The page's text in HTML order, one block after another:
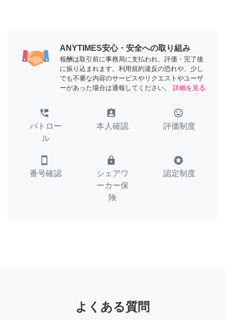
ANYTIMES安心・安全への取り組み
報酬は取引前に事務局に支払われ、評価・完了後
に振り込まれます。利用規約違反の恐れや、少し
でも不審な内容のサービスやリクエストやユーザ
ーがあった場合は通報してください。
詳細を見る
perm_phone_msg
パトロー
ル
assignment_ind
本人確認
tag_faces
評価制度
smartphone
番号確認
lock
シェアワ
ーカー保
険
stars
認定制度
よくある質問